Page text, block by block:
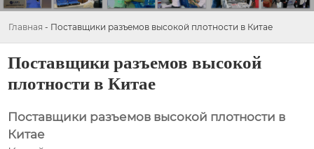
Главная - Поставщики разъемов высокой плотности в Китае
Поставщики разъемов высокой
плотности в Китае
Поставщики разъемов высокой плотности в
Китае